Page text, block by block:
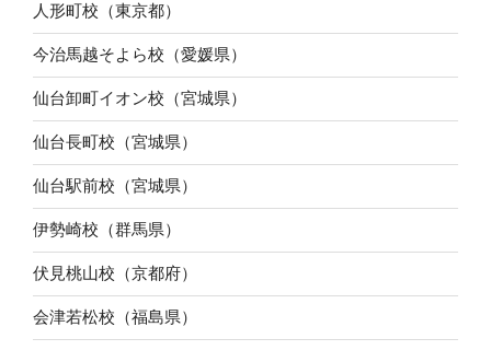
人形町校（東京都）
今治馬越そよら校（愛媛県）
仙台卸町イオン校（宮城県）
仙台長町校（宮城県）
仙台駅前校（宮城県）
伊勢崎校（群馬県）
伏見桃山校（京都府）
会津若松校（福島県）